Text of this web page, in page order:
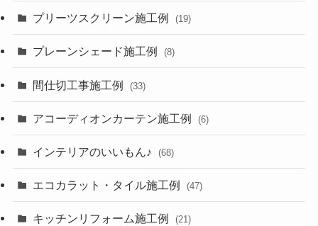
プリーツスクリーン施工例 (19)
プレーンシェード施工例 (8)
間仕切工事施工例 (33)
アコーディオンカーテン施工例 (6)
インテリアのいいもん♪ (68)
エコカラット・タイル施工例 (47)
キッチンリフォーム施工例 (21)